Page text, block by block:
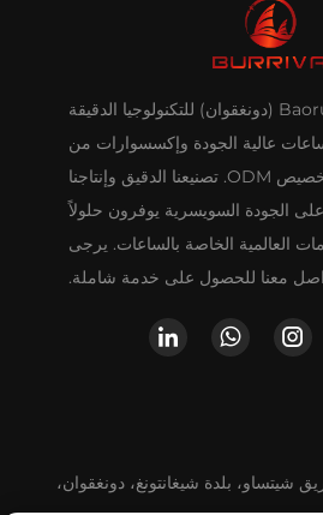
تقدم شركة Baoruihua (دونغقوان) للتكنولوجيا الدقيقة
عالية الجودة وإكسسوارات من
المعادن الثمينة مع تخصيص ODM. تصنيعنا الدقيق وإنتاجنا
على الجودة السويسرية يوفرون حلولاً
العالمية الخاصة بالساعات. يرجى
معنا للحصول على خدمة شاملة.
5، رقم 459 طريق شيتساو، بلدة شيغانتونغ، دونغقوان،